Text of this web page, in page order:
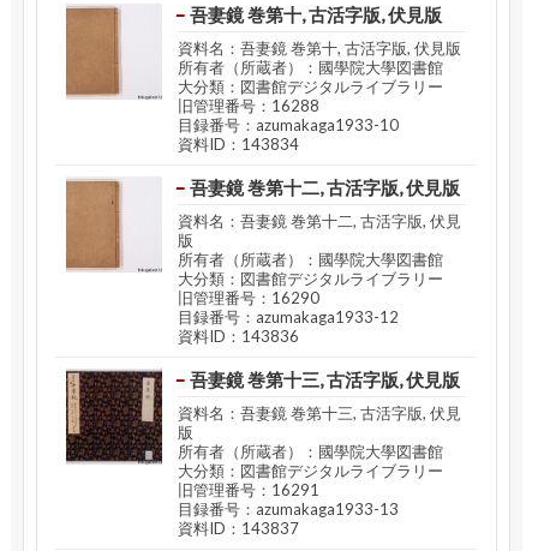
吾妻鏡 巻第十, 古活字版, 伏見版
資料名：吾妻鏡 巻第十, 古活字版, 伏見版
所有者（所蔵者）：國學院大學図書館
大分類：図書館デジタルライブラリー
旧管理番号：16288
目録番号：azumakaga1933-10
資料ID：143834
吾妻鏡 巻第十二, 古活字版, 伏見版
資料名：吾妻鏡 巻第十二, 古活字版, 伏見
版
所有者（所蔵者）：國學院大學図書館
大分類：図書館デジタルライブラリー
旧管理番号：16290
目録番号：azumakaga1933-12
資料ID：143836
吾妻鏡 巻第十三, 古活字版, 伏見版
資料名：吾妻鏡 巻第十三, 古活字版, 伏見
版
所有者（所蔵者）：國學院大學図書館
大分類：図書館デジタルライブラリー
旧管理番号：16291
目録番号：azumakaga1933-13
資料ID：143837